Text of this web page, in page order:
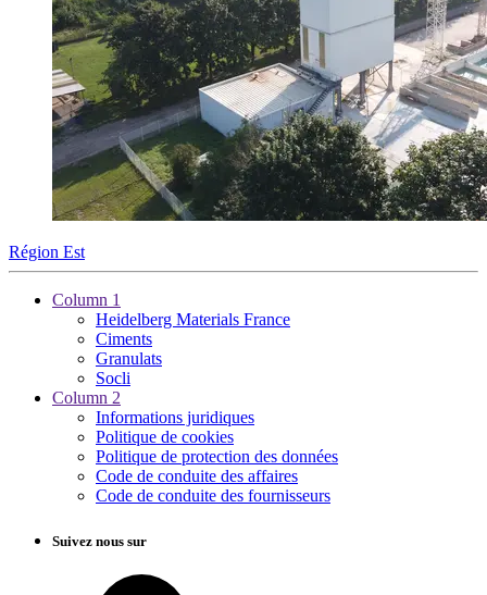
Région Est
Column 1
Heidelberg Materials France
Ciments
Granulats
Socli
Column 2
Informations juridiques
Politique de cookies
Politique de protection des données
Code de conduite des affaires
Code de conduite des fournisseurs
Suivez nous sur